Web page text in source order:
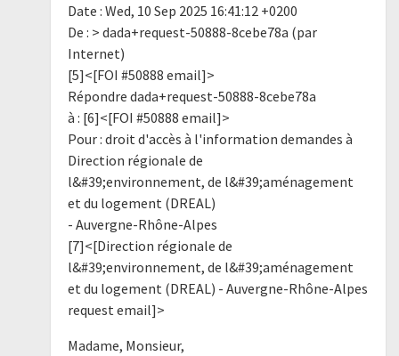
Date : Wed, 10 Sep 2025 16:41:12 +0200
De : > dada+request-50888-8cebe78a (par
Internet)
[5]<[FOI #50888 email]>
Répondre dada+request-50888-8cebe78a
à : [6]<[FOI #50888 email]>
Pour : droit d'accès à l'information demandes à
Direction régionale de
l&#39;environnement, de l&#39;aménagement
et du logement (DREAL)
- Auvergne-Rhône-Alpes
[7]<[Direction régionale de
l&#39;environnement, de l&#39;aménagement
et du logement (DREAL) - Auvergne-Rhône-Alpes
request email]>
Madame, Monsieur,